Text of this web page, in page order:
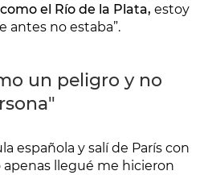
el Río de la Plata, estoy
antes no estaba”.
un peligro y no
española y salí de París con
apenas llegué me hicieron